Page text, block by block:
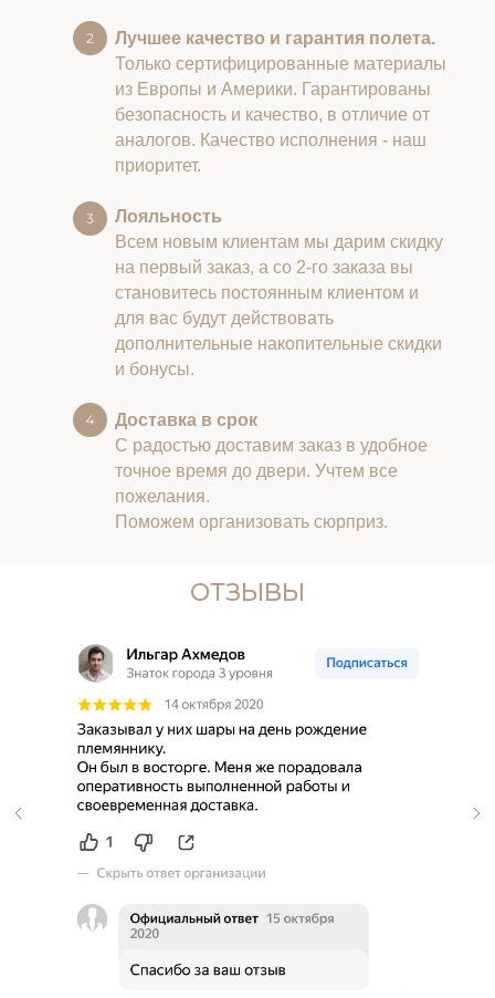
Лучшее качество и гарантия полета.
Только сертифицированные материалы
из Европы и Америки. Гарантированы
безопасность и качество, в отличие от
аналогов. Качество исполнения - наш
приоритет.
Лояльность
Всем новым клиентам мы дарим скидку
на первый заказ, а со 2-го заказа вы
становитесь постоянным клиентом и
для вас будут действовать
дополнительные накопительные скидки
и бонусы.
Доставка в срок
С радостью доставим заказ в удобное
точное время до двери. Учтем все
пожелания.
Поможем организовать сюрприз.
ОТЗЫВЫ